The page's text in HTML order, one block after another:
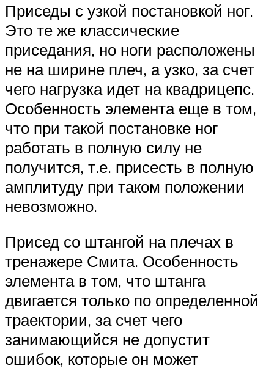
Приседы с узкой постановкой ног.
Это те же классические
приседания, но ноги расположены
не на ширине плеч, а узко, за счет
чего нагрузка идет на квадрицепс.
Особенность элемента еще в том,
что при такой постановке ног
работать в полную силу не
получится, т.е. присесть в полную
амплитуду при таком положении
невозможно.
Присед со штангой на плечах в
тренажере Смита. Особенность
элемента в том, что штанга
двигается только по определенной
траектории, за счет чего
занимающийся не допустит
ошибок, которые он может